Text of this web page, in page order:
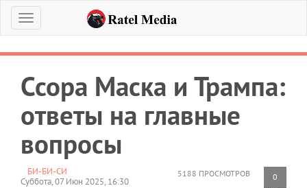
Меню
Ссора Маска и Трампа:
ответы на главные
вопросы
5188 ПРОСМОТРОВ 0
БИ-БИ-СИ
Суббота, 07 Июн 2025, 16:30